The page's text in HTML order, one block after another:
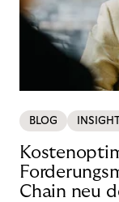
BLOG
Chain neu